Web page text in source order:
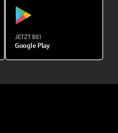
JETZT BEI
Google Play